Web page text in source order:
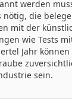
werden
nötig, die
mit der
wie Tests
Jahr
sein.